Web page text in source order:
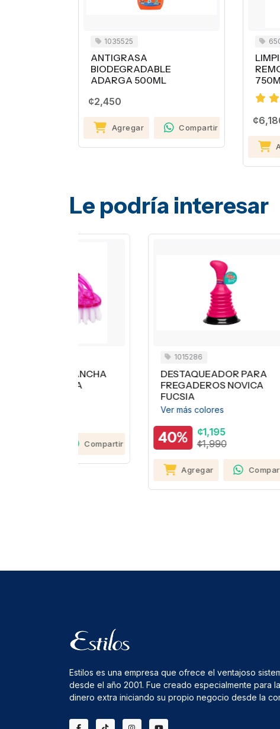
1035525
ANTIGRASA
BIODEGRADABLE
ADARGA 500ML
¢2,450
Agregar Compartir
750ML
¢6,180
Le podría interesar
DESTAQUEADOR PARA
FREGADEROS NOVICA
40%
¢1,195
Compartir
Estilos es una empresa que ofrece el ventajoso
desde el año 2001. Fue creado especialmente para
dinero extra iniciando su propio negocio desde la